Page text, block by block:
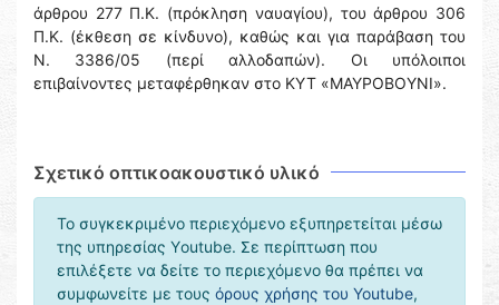
άρθρου 277 Π.Κ. (πρόκληση ναυαγίου), του άρθρου 306
Π.Κ. (έκθεση σε κίνδυνο), καθώς και για παράβαση του
Ν. 3386/05 (περί αλλοδαπών). Οι υπόλοιποι
επιβαίνοντες μεταφέρθηκαν στο ΚΥΤ «ΜΑΥΡΟΒΟΥΝΙ».
Σχετικό οπτικοακουστικό υλικό
Το συγκεκριμένο περιεχόμενο εξυπηρετείται μέσω
της υπηρεσίας Υoutube. Σε περίπτωση που
επιλέξετε να δείτε το περιεχόμενο θα πρέπει να
συμφωνείτε με τους όρους χρήσης του Youtube,